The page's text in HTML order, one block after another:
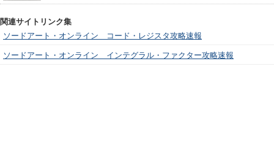
関連サイトリンク集
ソードアート・オンライン コード・レジスタ攻略速報
ソードアート・オンライン インテグラル・ファクター攻略速報